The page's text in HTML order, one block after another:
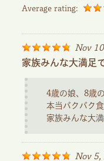
Average rating:
Nov
家族みんな大満足
4歳の娘、8歳
本当バクバク
家族みんな大
Nov 5,